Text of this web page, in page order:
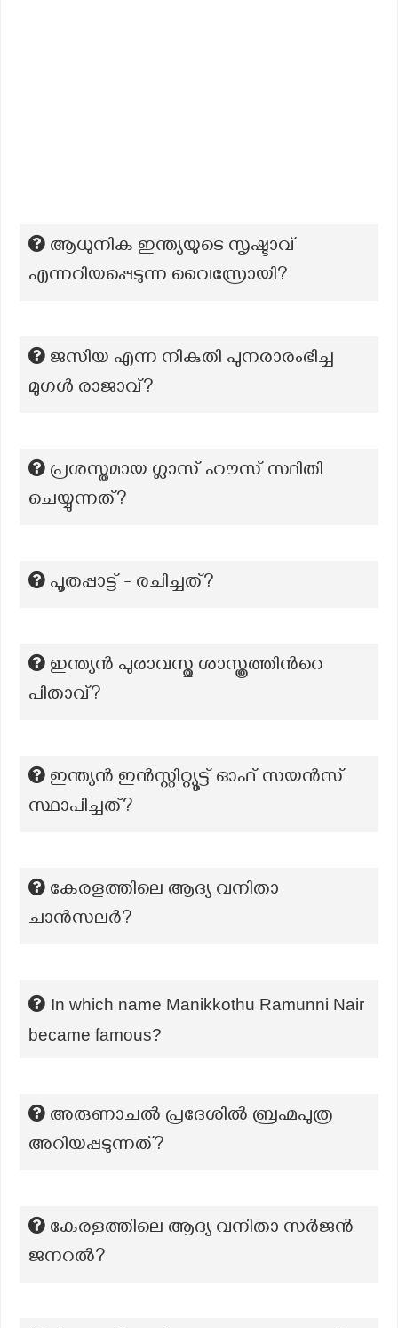
ആധുനിക ഇന്ത്യയുടെ സൃഷ്ടാവ്
എന്നറിയപ്പെടുന്ന വൈസ്രോയി?
ജസിയ എന്ന നികുതി പുനരാരംഭിച്ച
മുഗള്‍ രാജാവ്?
പ്രശസ്തമായ ഗ്ലാസ് ഹൗസ് സ്ഥിതി
ചെയ്യുന്നത്?
പൂതപ്പാട്ട് - രചിച്ചത്?
ഇന്ത്യന്‍ പുരാവസ്തു ശാസ്ത്രത്തിന്‍റെ
പിതാവ്?
ഇന്ത്യൻ ഇൻസ്റ്റിറ്റ്യൂട്ട് ഓഫ് സയൻസ്
സ്ഥാപിച്ചത്?
കേരളത്തിലെ ആദ്യ വനിതാ
ചാന്‍സലര്‍?
In which name Manikkothu Ramunni Nair
became famous?
അരുണാചൽ പ്രദേശിൽ ബ്രഹ്മപുത്ര
അറിയപ്പടുന്നത്?
കേരളത്തിലെ ആദ്യ വനിതാ സർജൻ
ജനറൽ?